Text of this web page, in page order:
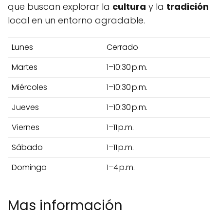
que buscan explorar la cultura y la tradición
local en un entorno agradable.
Lunes
Cerrado
Martes
1–10:30 p.m.
Miércoles
1–10:30 p.m.
Jueves
1–10:30 p.m.
Viernes
1–11 p.m.
Sábado
1–11 p.m.
Domingo
1–4 p.m.
Mas información